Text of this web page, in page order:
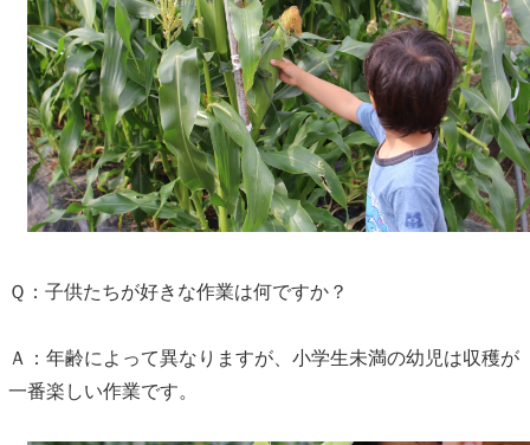
Ｑ：子供たちが好きな作業は何ですか？
Ａ：年齢によって異なりますが、小学生未満の幼児は収穫が
一番楽しい作業です。